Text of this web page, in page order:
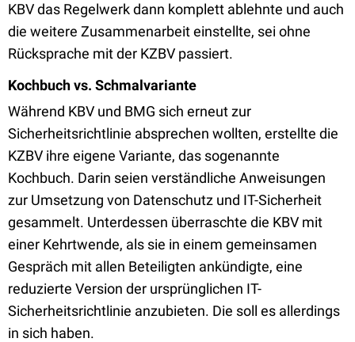
KBV das Regelwerk dann komplett ablehnte und auch
die weitere Zusammenarbeit einstellte, sei ohne
Rücksprache mit der KZBV passiert.
Kochbuch vs. Schmalvariante
Während KBV und BMG sich erneut zur
Sicherheitsrichtlinie absprechen wollten, erstellte die
KZBV ihre eigene Variante, das sogenannte
Kochbuch. Darin seien verständliche Anweisungen
zur Umsetzung von Datenschutz und IT-Sicherheit
gesammelt. Unterdessen überraschte die KBV mit
einer Kehrtwende, als sie in einem gemeinsamen
Gespräch mit allen Beteiligten ankündigte, eine
reduzierte Version der ursprünglichen IT-
Sicherheitsrichtlinie anzubieten. Die soll es allerdings
in sich haben.